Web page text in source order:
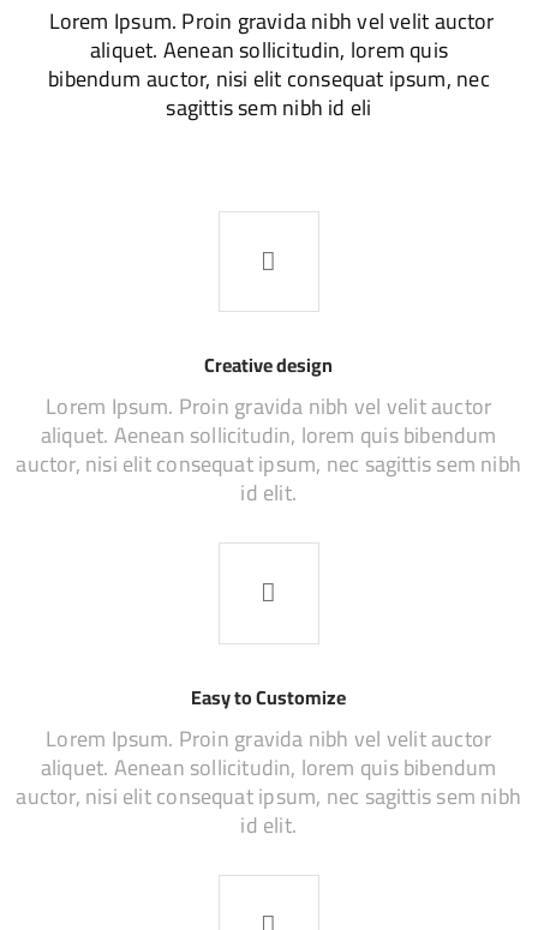
Lorem Ipsum. Proin gravida nibh vel velit auctor
aliquet. Aenean sollicitudin, lorem quis
bibendum auctor, nisi elit consequat ipsum, nec
sagittis sem nibh id eli
Creative design
Lorem Ipsum. Proin gravida nibh vel velit auctor
aliquet. Aenean sollicitudin, lorem quis bibendum
auctor, nisi elit consequat ipsum, nec sagittis sem nibh
id elit.
Easy to Customize
Lorem Ipsum. Proin gravida nibh vel velit auctor
aliquet. Aenean sollicitudin, lorem quis bibendum
auctor, nisi elit consequat ipsum, nec sagittis sem nibh
id elit.